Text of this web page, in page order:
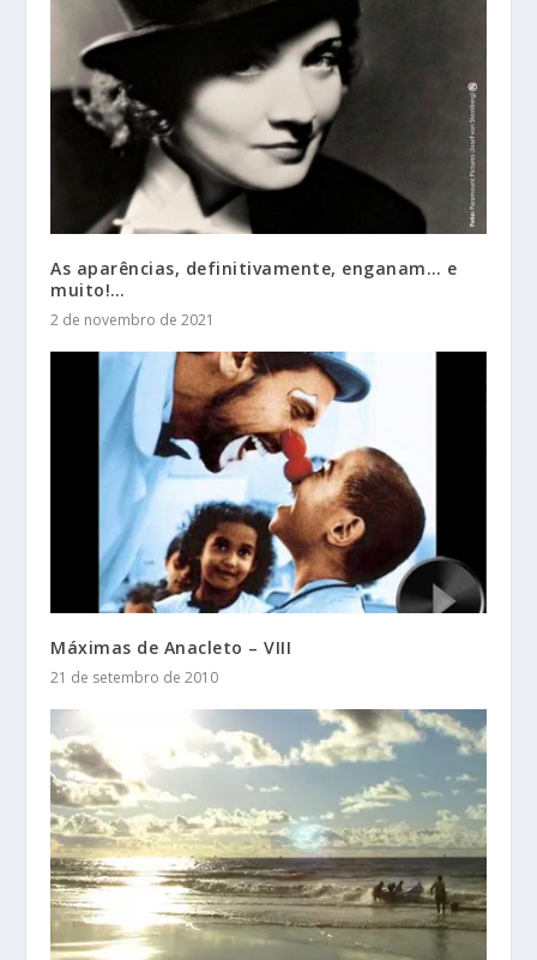
As aparências, definitivamente, enganam… e
muito!…
2 de novembro de 2021
Máximas de Anacleto – VIII
21 de setembro de 2010